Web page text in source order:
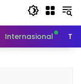
Internasional